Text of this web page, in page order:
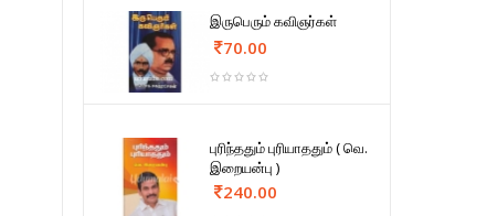
இருபெரும் கவிஞர்கள்
70.00
புரிந்ததும் புரியாததும் ( வெ.
இறையன்பு )
240.00